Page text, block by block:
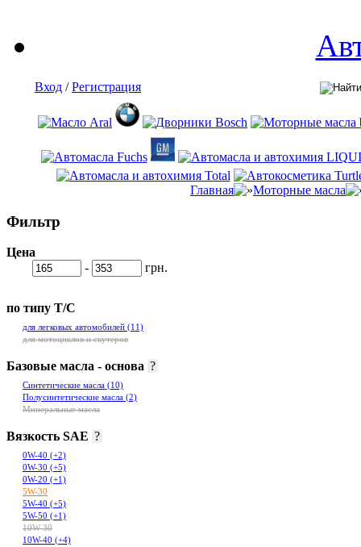
Вход /Регистрация
Главная Моторные масла
Фильтр
Цена
-
грн.
по типу Т/С
для легковых автомобилей (11)
для мотоциклов и скутеров
Базовые масла - основа ?
Синтетические масла (10)
Полусинтетические масла (2)
Минеральные масла
Вязкость SAE ?
0W-40 (+2)
0W-30 (+5)
0W-20 (+1)
5W-30
5W-40 (+5)
5W-50 (+1)
10W-30
10W-40 (+4)